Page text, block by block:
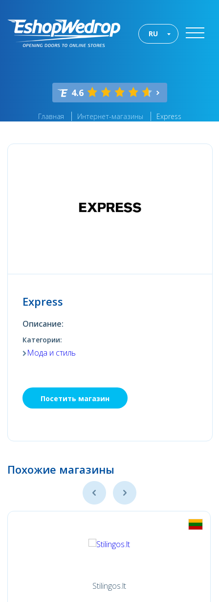
RU
4.6
Главная Интернет-магазины Express
Express
Описание:
Категории:
Мода и стиль
Посетить магазин
Похожие магазины
Stilingos.lt